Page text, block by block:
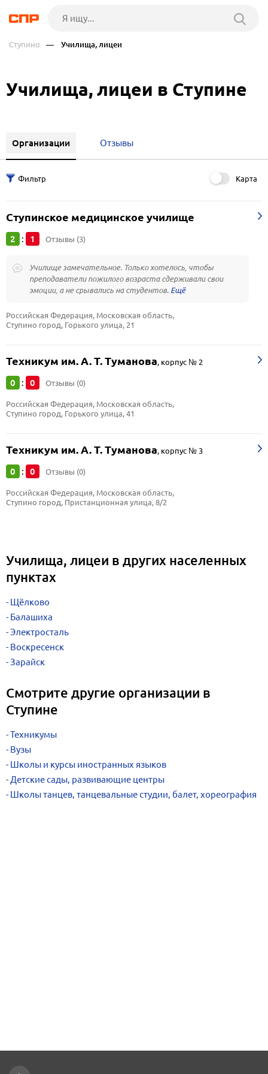
Ступино — Училища, лицеи
Училища, лицеи в Ступине
Организации Отзывы
Карта
Ступинское медицинское училище
2 : 1 Отзывы (3)
Училище замечательное. Только хотелось, чтобы
преподаватели пожилого возраста сдерживали свои
эмоции, а не срывались на студентов.
Российская Федерация, Московская область,
Ступино город, Горького улица, 21
Техникум им. А. Т. Туманова, корпус № 2
0 : 0 Отзывы (0)
Российская Федерация, Московская область,
Ступино город, Горького улица, 41
Техникум им. А. Т. Туманова, корпус № 3
0 : 0 Отзывы (0)
Российская Федерация, Московская область,
Ступино город, Пристанционная улица, 8/2
Училища, лицеи в других населенных
пунктах
Щёлково
Балашиха
Электросталь
Воскресенск
Зарайск
Смотрите другие организации в
Ступине
Техникумы
Вузы
Школы и курсы иностранных языков
Детские сады, развивающие центры
Школы танцев, танцевальные студии, балет, хореография